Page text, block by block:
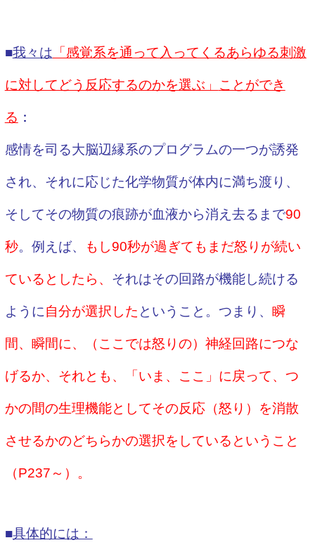
■我々は 「感覚系を通って入ってくるあらゆる刺激
に対してどう反応するのかを選ぶ」 ことができ
る ：
感情を司る大脳辺縁系のプログラムの一つが誘発
され、それに応じた化学物質が体内に満ち渡り、
そしてその物質の痕跡が血液から消え去るまで90
秒。例えば、 もし90秒が過ぎてもまだ怒りが続い
ているとしたら、 それはその回路が機能し続ける
ように自分が選択した ということ。つまり、 瞬
間、瞬間に、（ここでは怒りの）神経回路につな
げるか、それとも、「いま、ここ」に戻って、つ
かの間の生理機能としてその反応（怒り）を消散
させるかのどちらかの選択をしているということ
（P237～）。
■具体的には：